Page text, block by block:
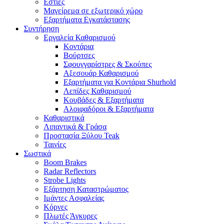
Εστίες
Μαγείρεμα σε εξωτερικό χώρο
Εξαρτήματα Εγκατάστασης
Συντήρηση
Εργαλεία Καθαρισμού
Κοντάρια
Βούρτσες
Σφουγγαρίστρες & Σκούπες
Αξεσουάρ Καθαρισμού
Εξαρτήματα για Κοντάρια Shurhold
Λεπίδες Καθαρισμού
Κουβάδες & Εξαρτήματα
Αλοιφαδόροι & Εξαρτήματα
Καθαριστικά
Λιπαντικά & Γράσα
Προστασία Ξύλου Teak
Ταινίες
Σωστικά
Boom Brakes
Radar Reflectors
Strobe Lights
Εξάρτηση Καταστρώματος
Ιμάντες Ασφαλείας
Κόρνες
Πλωτές Άγκυρες